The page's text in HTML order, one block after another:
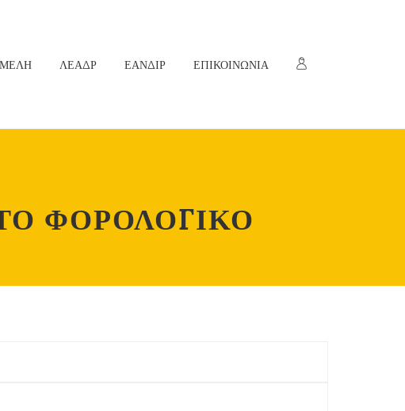
ΜΕΛΗ ΛΕΑΔΡ ΕΑΝΔΙΡ ΕΠΙΚΟΙΝΩΝΙΑ
ΦΟΡΟΛΟΓΙΚΟ